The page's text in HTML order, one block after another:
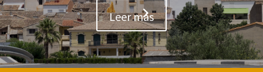
Leer más